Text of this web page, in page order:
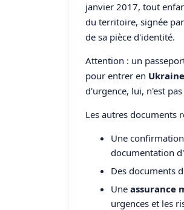
janvier 2017, tout
du territoire, signée
de sa pièce d'identité.
Attention : un
pour entrer en Ukraine
d'urgence, lui, n'est
Les autres documents
Une
documentation
Des documents
Une assurance
urgences et les